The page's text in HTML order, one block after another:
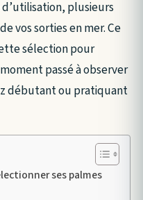
plusieurs
vos sorties en mer. Ce
sélection pour
passé à observer
débutant ou pratiquant
ses palmes